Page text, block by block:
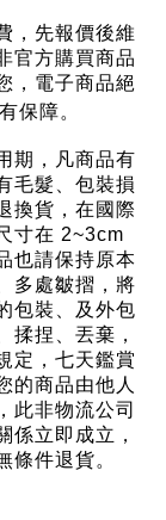
，先報價後維
官方購買商品
，電子商品絕
保障。
期，凡商品有
毛髮、包裝損
換貨，在國際
寸在 2~3cm
也請保持原本
多處皺摺，將
包裝、及外包
揉捏、丟棄，
定，七天鑑賞
的商品由他人
此非物流公司
係立即成立，
條件退貨。